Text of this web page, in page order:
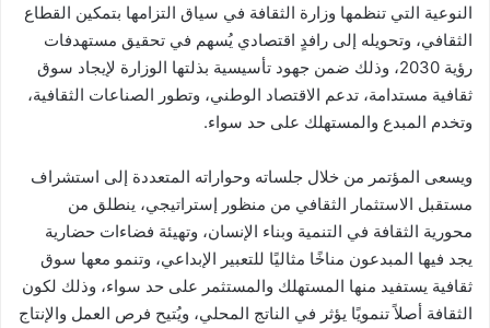
النوعية التي تنظمها وزارة الثقافة في سياق التزامها بتمكين القطاع
الثقافي، وتحويله إلى رافدٍ اقتصادي يُسهم في تحقيق مستهدفات
رؤية 2030، وذلك ضمن جهود تأسيسية بذلتها الوزارة لإيجاد سوق
ثقافية مستدامة، تدعم الاقتصاد الوطني، وتطور الصناعات الثقافية،
وتخدم المبدع والمستهلك على حد سواء.
ويسعى المؤتمر من خلال جلساته وحواراته المتعددة إلى استشراف
مستقبل الاستثمار الثقافي من منظور إستراتيجي، ينطلق من
محورية الثقافة في التنمية وبناء الإنسان، وتهيئة فضاءات حضارية
يجد فيها المبدعون مناخًا مثاليًا للتعبير الإبداعي، وتنمو معها سوق
ثقافية يستفيد منها المستهلك والمستثمر على حد سواء، وذلك لكون
الثقافة أصلاً تنمويًا يؤثر في الناتج المحلي، ويُتيح فرص العمل والإنتاج